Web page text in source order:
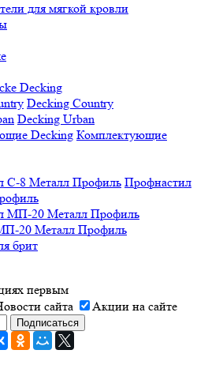
для мягкой кровли
Decking
Decking Country
Decking Urban
Комплектующие
Профнастил
20 Металл Профиль
брит
первым
сайта Акции на сайте